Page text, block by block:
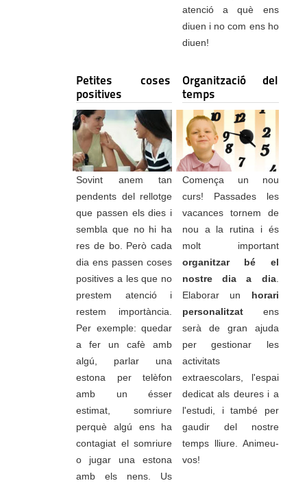
atenció a què ens
diuen i no com ens ho
diuen!
Petites coses
positives
Sovint anem tan
pendents del rellotge
que passen els dies i
sembla que no hi ha
res de bo. Però cada
dia ens passen coses
positives a les que no
prestem atenció i
restem importància.
Per exemple: quedar
a fer un cafè amb
algú, parlar una
estona per telèfon
amb un ésser
estimat, somriure
perquè algú ens ha
contagiat el somriure
o jugar una estona
amb els nens. Us
Organització del
temps
Comença un nou
curs! Passades les
vacances tornem de
nou a la rutina i és
molt important
organitzar bé el
nostre dia a dia.
Elaborar un horari
personalitzatens
serà de gran ajuda
per gestionar les
activitats
extraescolars, l'espai
dedicat als deures i a
l'estudi, i també per
gaudir del nostre
temps lliure. Animeu-
vos!